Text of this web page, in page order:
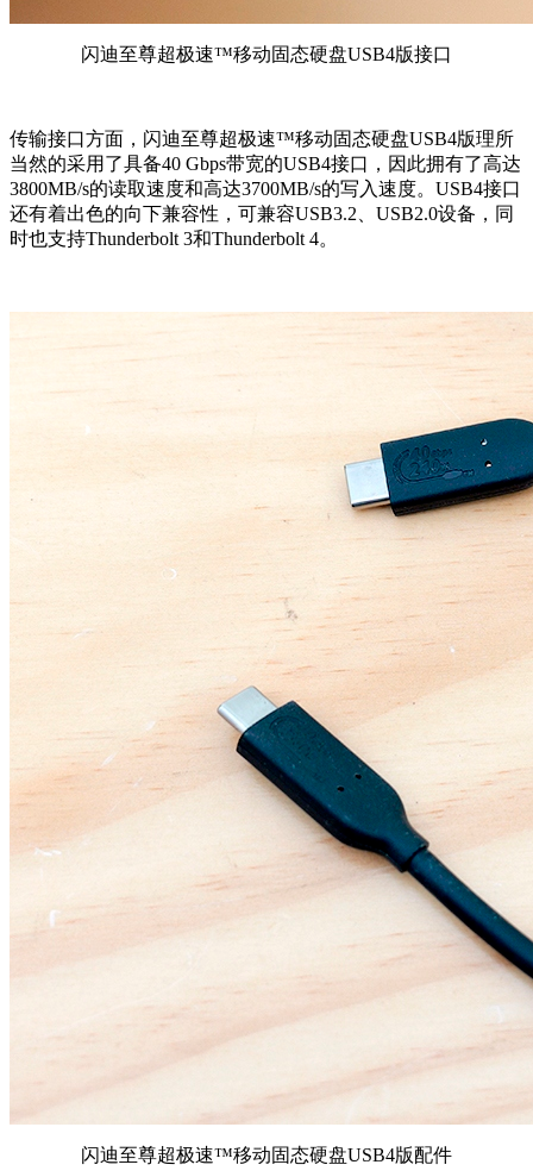
闪迪至尊超极速™移动固态硬盘USB4版接口
传输接口方面，闪迪至尊超极速™移动固态硬盘USB4版理所
当然的采用了具备40 Gbps带宽的USB4接口，因此拥有了高达
3800MB/s的读取速度和高达3700MB/s的写入速度。USB4接口
还有着出色的向下兼容性，可兼容USB3.2、USB2.0设备，同
时也支持Thunderbolt 3和Thunderbolt 4。
闪迪至尊超极速™移动固态硬盘USB4版配件